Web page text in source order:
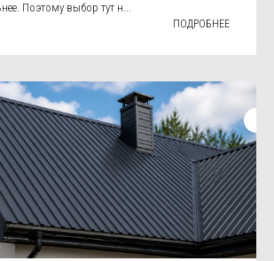
Поэтому выбор тут н...
ПОДРОБНЕЕ